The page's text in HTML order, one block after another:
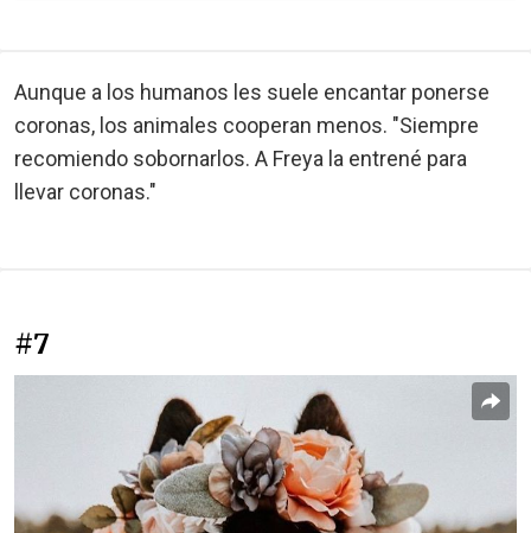
Aunque a los humanos les suele encantar ponerse
coronas, los animales cooperan menos. "Siempre
recomiendo sobornarlos. A Freya la entrené para
llevar coronas."
#7